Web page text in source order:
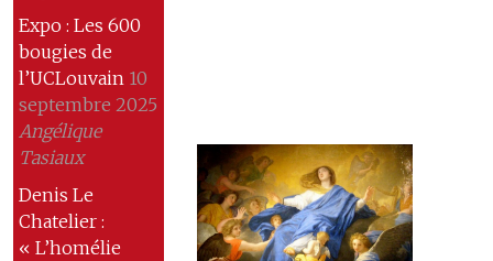
Expo : Les 600
bougies de
l’UCLouvain 10
septembre 2025
Angélique
Tasiaux
Denis Le
Chatelier :
« L’homélie